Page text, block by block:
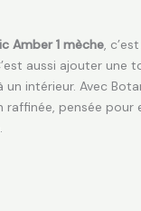
Amber 1 mèche,
aussi ajouter une
intérieur. Avec
raffinée, pensée pour